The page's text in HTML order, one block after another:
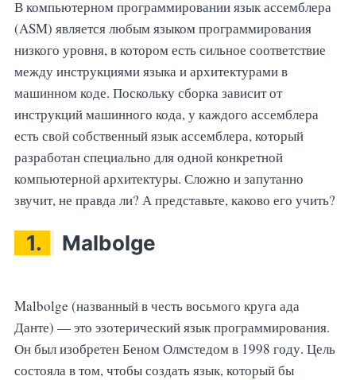
В компьютерном программировании язык ассемблера
(ASM) является любым языком программирования
низкого уровня, в котором есть сильное соответствие
между инструкциями языка и архитектурами в
машинном коде. Поскольку сборка зависит от
инструкций машинного кода, у каждого ассемблера
есть свой собственный язык ассемблера, который
разработан специально для одной конкретной
компьютерной архитектуры. Сложно и запутанно
звучит, не правда ли? А представьте, каково его учить?
1. Malbolge
Malbolge (названный в честь восьмого круга ада
Данте) — это эзотерический язык программирования.
Он был изобретен Беном Олмстедом в 1998 году. Цель
состояла в том, чтобы создать язык, который бы